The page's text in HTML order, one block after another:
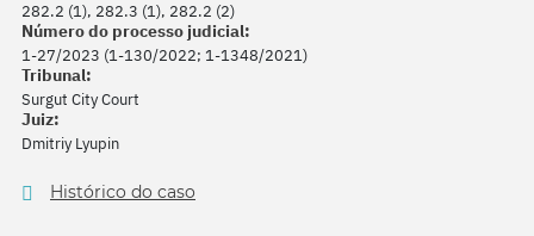
282.2 (1), 282.3 (1), 282.2 (2)
Número do processo judicial:
1-27/2023 (1-130/2022; 1-1348/2021)
Tribunal:
Surgut City Court
Juiz:
Dmitriy Lyupin
Histórico do caso